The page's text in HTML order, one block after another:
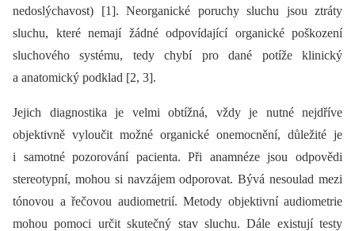
nedoslýchavost) [1]. Neorganické poruchy sluchu jsou ztráty
sluchu, které nemají žádné odpovídající organické poškození
sluchového systému, tedy chybí pro dané potíže klinický
a anatomický podklad [2, 3].
Jejich diagnostika je velmi obtížná, vždy je nutné nejdříve
objektivně vyloučit možné organické onemocnění, důležité je
i samotné pozorování pacienta. Při anamnéze jsou odpovědi
stereotypní, mohou si navzájem odporovat. Bývá nesoulad mezi
tónovou a řečovou audiometrií. Metody objektivní audiometrie
mohou pomoci určit skutečný stav sluchu. Dále existují testy